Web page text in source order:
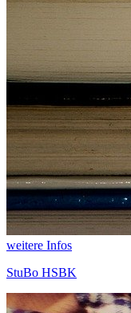
weitere Infos
StuBo HSBK